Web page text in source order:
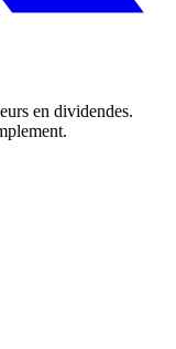
en dividendes.